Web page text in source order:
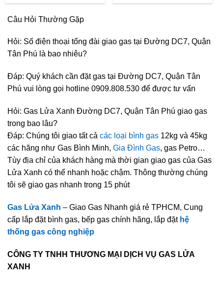
Câu Hỏi Thường Gặp
Hỏi: Số điện thoại tổng đài giao gas tại Đường DC7, Quận
Tân Phú là bao nhiêu?
Đáp: Quý khách cần đặt gas tại Đường DC7, Quận Tân
Phú vui lòng gọi hotline 0909.808.530 để được tư vấn
Hỏi: Gas Lửa Xanh Đường DC7, Quận Tân Phú giao gas
trong bao lâu?
Đáp: Chúng tôi giao tất cả các loại bình gas 12kg và 45kg
các hãng như Gas Bình Minh, Gia Đình Gas, gas Petro…
Tùy địa chỉ của khách hàng mà thời gian giao gas của Gas
Lửa Xanh có thể nhanh hoặc chậm. Thông thường chúng
tôi sẽ giao gas nhanh trong 15 phút
Gas Lửa Xanh – Giao Gas Nhanh giá rẻ TPHCM, Cung
cấp lắp đặt bình gas, bếp gas chính hãng, lắp đặt hệ
thống gas công nghiệp
CÔNG TY TNHH THƯƠNG MẠI DỊCH VỤ GAS LỬA
XANH